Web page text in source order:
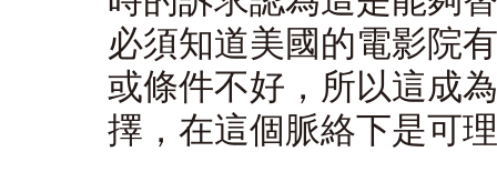
必須知道美國的電影院
或條件不好，所以這成
擇，在這個脈絡下是可